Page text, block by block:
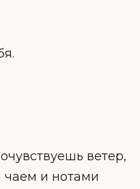
ветер,
чаем и нотами